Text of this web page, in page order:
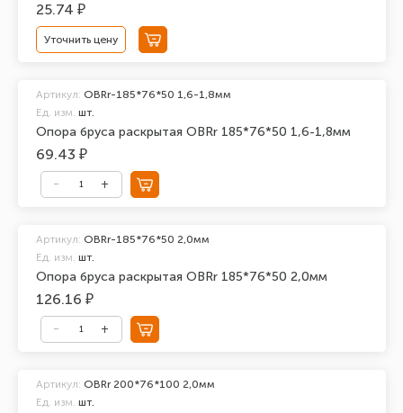
25.74 ₽
Уточнить цену
Опора бруса раскрытая OBRr 185*76*50 1,6-1,8мм
Артикул: OBRr-185*76*50 1,6-1,8мм
Ед. изм. шт.
69.43 ₽
Опора бруса раскрытая OBRr 185*76*50 2,0мм
Артикул: OBRr-185*76*50 2,0мм
Ед. изм. шт.
126.16 ₽
Артикул: OBRr 200*76*100 2,0мм
Ед. изм. шт.